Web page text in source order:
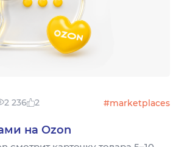
2 236 2 #marketplaces
на Ozon